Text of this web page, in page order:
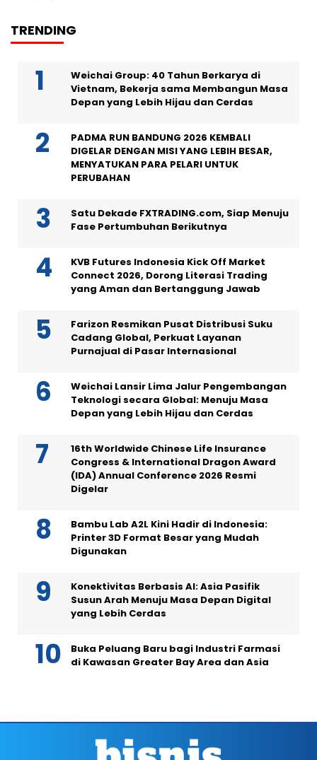
TRENDING
Weichai Group: 40 Tahun Berkarya di
Vietnam, Bekerja sama Membangun Masa
Depan yang Lebih Hijau dan Cerdas
PADMA RUN BANDUNG 2026 KEMBALI
DIGELAR DENGAN MISI YANG LEBIH BESAR,
MENYATUKAN PARA PELARI UNTUK
PERUBAHAN
Satu Dekade FXTRADING.com, Siap Menuju
Fase Pertumbuhan Berikutnya
KVB Futures Indonesia Kick Off Market
Connect 2026, Dorong Literasi Trading
yang Aman dan Bertanggung Jawab
Farizon Resmikan Pusat Distribusi Suku
Cadang Global, Perkuat Layanan
Purnajual di Pasar Internasional
Weichai Lansir Lima Jalur Pengembangan
Teknologi secara Global: Menuju Masa
Depan yang Lebih Hijau dan Cerdas
16th Worldwide Chinese Life Insurance
Congress & International Dragon Award
(IDA) Annual Conference 2026 Resmi
Digelar
Bambu Lab A2L Kini Hadir di Indonesia:
Printer 3D Format Besar yang Mudah
Digunakan
Konektivitas Berbasis AI: Asia Pasifik
Susun Arah Menuju Masa Depan Digital
yang Lebih Cerdas
Buka Peluang Baru bagi Industri Farmasi
di Kawasan Greater Bay Area dan Asia